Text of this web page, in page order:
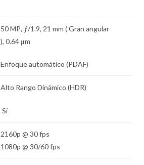
50 MP, ƒ/1.9, 21 mm ( Gran angular
),0.64 μm
Enfoque automático (PDAF)
Alto Rango Dinámico (HDR)
Sí
2160p @ 30 fps
1080p @ 30/60 fps